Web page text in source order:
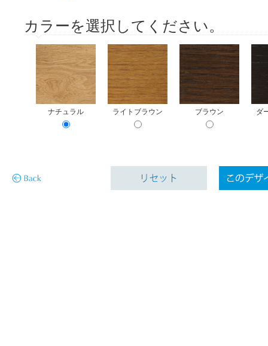
カラーを選択してください。
ナチュラル ライトブラウン ブラウン ダ